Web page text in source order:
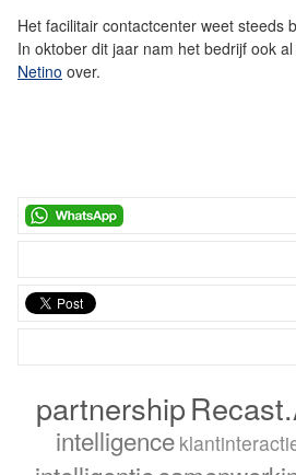
Het facilitair contactcenter weet steeds
In oktober dit jaar nam het bedrijf ook
Netino over.
partnership
intelligence